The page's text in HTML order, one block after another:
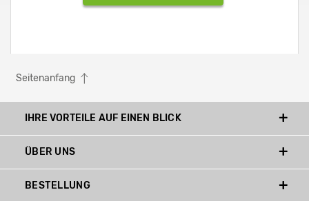
Seitenanfang
IHRE VORTEILE AUF EINEN BLICK
ÜBER UNS
BESTELLUNG